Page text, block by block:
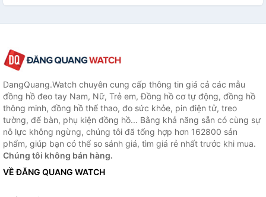
DangQuang.Watch chuyên cung cấp thông tin giá cả các mẫu
đồng hồ đeo tay Nam, Nữ, Trẻ em, Đồng hồ cơ tự động, đồng hồ
thông minh, đồng hồ thể thao, đo sức khỏe, pin điện tử, treo
tường, để bàn, phụ kiện đồng hồ... Bằng khả năng sẵn có cùng sự
nỗ lực không ngừng, chúng tôi đã tổng hợp hơn 162800 sản
phẩm, giúp bạn có thể so sánh giá, tìm giá rẻ nhất trước khi mua.
Chúng tôi không bán hàng.
VỀ ĐĂNG QUANG WATCH